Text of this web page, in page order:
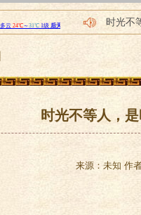
时光不
传化智
时光不等人，
来源：未知 作